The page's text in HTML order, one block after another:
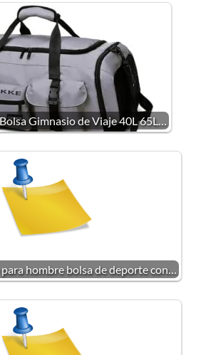
Gimnasio de Viaje 40L 65L…
hombre bolsa de deporte con…